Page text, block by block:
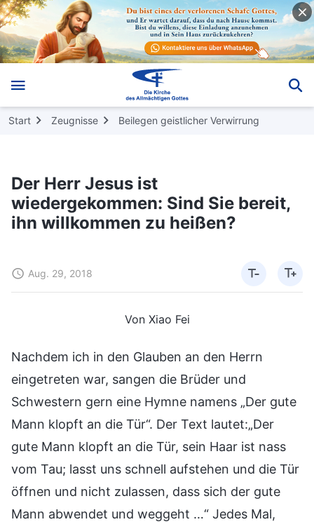
Start Zeugnisse Beilegen geistlicher Verwirrung
Der Herr Jesus ist
wiedergekommen: Sind Sie bereit,
ihn willkommen zu heißen?
Aug. 29, 2018
Von Xiao Fei
Nachdem ich in den Glauben an den Herrn
eingetreten war, sangen die Brüder und
Schwestern gern eine Hymne namens „Der gute
Mann klopft an die Tür“. Der Text lautet:„Der
gute Mann klopft an die Tür, sein Haar ist nass
vom Tau; lasst uns schnell aufstehen und die Tür
öffnen und nicht zulassen, dass sich der gute
Mann abwendet und weggeht …“ Jedes Mal,